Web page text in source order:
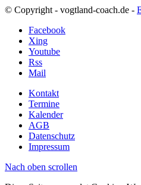
© Copyright - vogtland-coach.de -
Facebook
Xing
Youtube
Rss
Mail
Kontakt
Termine
Kalender
AGB
Datenschutz
Impressum
Nach oben scrollen